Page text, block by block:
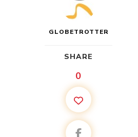
GLOBETROTTER
SHARE
0